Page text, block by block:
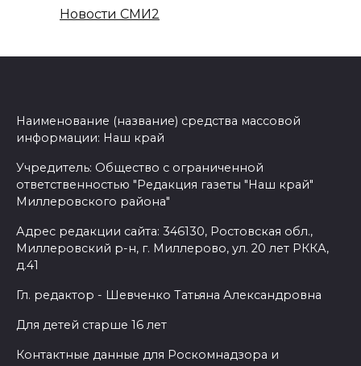
Новости СМИ2
Наименование (название) средства массовой
информации: Наш край
Учредитель: Общество с ограниченной
ответственностью "Редакция газеты "Наш край"
Миллеровского района"
Адрес редакции сайта: 346130, Ростовская обл.,
Миллеровский р-н, г. Миллерово, ул. 20 лет РККА,
д.41
Гл. редактор - Шевченко Татьяна Александровна
Для детей старше 16 лет
Контактные данные для Роскомнадзора и